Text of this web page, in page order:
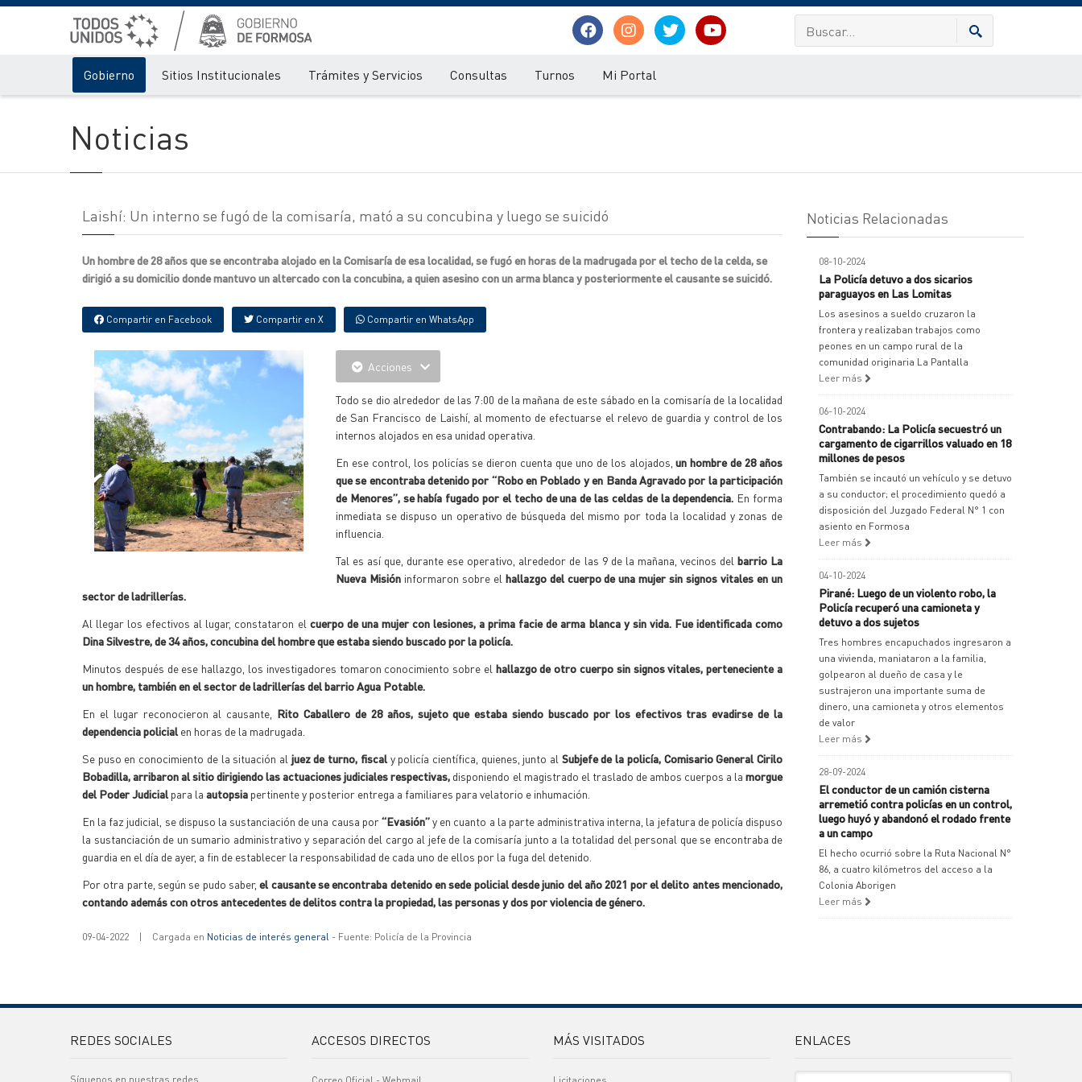
Gobierno Sitios Institucionales Trámites y Servicios Consultas Turnos Mi Portal
Noticias
Laishí: Un interno se fugó de la comisaría, mató a su concubina y luego se suicidó
Un hombre de 28 años que se encontraba alojado en la Comisaría de esa localidad, se fugó en horas de la madrugada por el techo de la celda, se
dirigió a su domicilio donde mantuvo un altercado con la concubina, a quien asesino con un arma blanca y posteriormente el causante se suicidó.
Compartir en Facebook Compartir en X Compartir en WhatsApp
Acciones
Todo se dio alrededor de las 7:00 de la mañana de este sábado en la comisaría de la localidad
de San Francisco de Laishí, al momento de efectuarse el relevo de guardia y control de los
internos alojados en esa unidad operativa.
En ese control, los policías se dieron cuenta que uno de los alojados,un hombre de 28 años
que se encontraba detenido por “Robo en Poblado y en Banda Agravado por la participación
de Menores”, se había fugado por el techo de una de las celdas de la dependencia. En forma
inmediata se dispuso un operativo de búsqueda del mismo por toda la localidad y zonas de
influencia.
Tal es así que, durante ese operativo, alrededor de las 9 de la mañana, vecinos del barrio La
Nueva Misión informaron sobre el hallazgo del cuerpo de una mujer sin signos vitales en un
sector de ladrillerías.
Al llegar los efectivos al lugar, constataron el cuerpo de una mujer con lesiones, a prima facie de arma blanca y sin vida. Fue identificada como
Dina Silvestre, de 34 años, concubina del hombre que estaba siendo buscado por la policía.
Minutos después de ese hallazgo, los investigadores tomaron conocimiento sobre el hallazgo de otro cuerpo sin signos vitales, perteneciente a
un hombre, también en el sector de ladrillerías del barrio Agua Potable.
En el lugar reconocieron al causante, Rito Caballero de 28 años, sujeto que estaba siendo buscado por los efectivos tras evadirse de la
dependencia policial en horas de la madrugada.
Se puso en conocimiento de la situación al juez de turno, fiscal y policía científica, quienes, junto al Subjefe de la policía, Comisario General Cirilo
Bobadilla,arribaron al sitio dirigiendo las actuaciones judiciales respectivas, disponiendo el magistrado el traslado de ambos cuerpos a lamorgue
del Poder Judicial para la autopsia pertinente y posterior entrega a familiares para velatorio e inhumación.
En la faz judicial, se dispuso la sustanciación de una causa por“Evasión”y en cuanto a la parte administrativa interna, la jefatura de policía dispuso
la sustanciación de un sumario administrativo y separación del cargo al jefe de la comisaría junto a la totalidad del personal que se encontraba de
guardia en el día de ayer, a fin de establecer la responsabilidad de cada uno de ellos por la fuga del detenido.
Por otra parte, según se pudo saber,el causante se encontraba detenido en sede policial desde junio del año 2021 por el delito antes mencionado,
contando además con otros antecedentes de delitos contra la propiedad, las personas y dos por violencia de género.
09-04-2022 | Cargada en Noticias de interés general - Fuente: Policía de la Provincia
Noticias Relacionadas
08-10-2024
La Policía detuvo a dos sicarios
paraguayos en Las Lomitas
Los asesinos a sueldo cruzaron la
frontera y realizaban trabajos como
peones en un campo rural de la
comunidad originaria La Pantalla
Leer más
06-10-2024
Contrabando: La Policía secuestró un
cargamento de cigarrillos valuado en 18
millones de pesos
También se incautó un vehículo y se detuvo
a su conductor; el procedimiento quedó a
disposición del Juzgado Federal N° 1 con
asiento en Formosa
Leer más
04-10-2024
Pirané: Luego de un violento robo, la
Policía recuperó una camioneta y
detuvo a dos sujetos
Tres hombres encapuchados ingresaron a
una vivienda, maniataron a la familia,
golpearon al dueño de casa y le
sustrajeron una importante suma de
dinero, una camioneta y otros elementos
de valor
Leer más
28-09-2024
El conductor de un camión cisterna
arremetió contra policías en un control,
luego huyó y abandonó el rodado frente
a un campo
El hecho ocurrió sobre la Ruta Nacional N°
86, a cuatro kilómetros del acceso a la
Colonia Aborigen
Leer más
REDES SOCIALES
Síguenos en nuestras redes
ACCESOS DIRECTOS MÁS VISITADOS ENLACES